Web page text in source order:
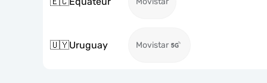
🇺🇾Uruguay Movistar